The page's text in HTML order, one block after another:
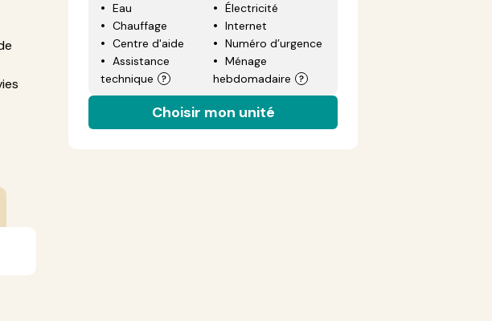
Eau
Électricité
Chauffage
Internet
Centre d'aide
Numéro d’urgence
Assistance
technique
Ménage
hebdomadaire
Choisir mon unité